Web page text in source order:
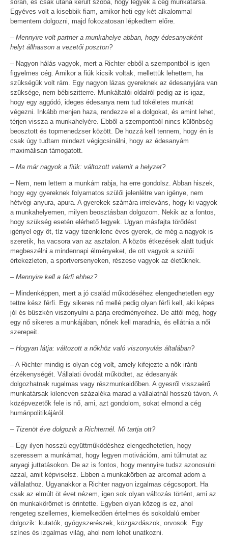
során, és csak utána került szóba, hogy legyek a cég munkatársa.
Egyéves volt a kisebbik fiam, amikor heti egy-két alkalommal
bementem dolgozni, majd fokozatosan lépkedtem előre.
– Mennyire volt partner a munkahelye abban, hogy édesanyaként
helyt állhasson a vezetői poszton?
– Nagyon hálás vagyok, mert a Richter ebből a szempontból is igen
figyelmes cég. Amikor a fiúk kicsik voltak, mellettük lehettem, ha
szükségük volt rám. Egy nagyon lázas gyereknek az édesanyjára van
szüksége, nem bébiszitterre. Munkáltatói oldalról pedig az is igaz,
hogy egy aggódó, ideges édesanya nem tud tökéletes munkát
végezni. Inkább menjen haza, rendezze el a dolgokat, és amint lehet,
térjen vissza a munkahelyére. Ebből a szempontból nincs különbség
beosztott és topmenedzser között. De hozzá kell tennem, hogy én is
csak úgy tudtam mindezt végigcsinálni, hogy az édesanyám
maximálisan támogatott.
– Ma már nagyok a fiúk: változott valamit a helyzet?
– Nem, nem lettem a munkám rabja, ha erre gondolsz. Abban hiszek,
hogy egy gyereknek folyamatos szülői jelenlétre van igénye, nem
hétvégi anyura, apura. A gyerekek számára irreleváns, hogy ki vagyok
a munkahelyemen, milyen beosztásban dolgozom. Nekik az a fontos,
hogy szükség esetén elérhető legyek. Ugyan másfajta törődést
igényel egy öt, tíz vagy tizenkilenc éves gyerek, de még a nagyok is
szeretik, ha vacsora van az asztalon. A közös étkezések alatt tudjuk
megbeszélni a mindennapi élményeket, de ott vagyok a szülői
értekezleten, a sportversenyeken, részese vagyok az életüknek.
– Mennyire kell a férfi ehhez?
– Mindenképpen, mert a jó család működéséhez elengedhetetlen egy
tettre kész férfi. Egy sikeres nő mellé pedig olyan férfi kell, aki képes
jól és büszkén viszonyulni a párja eredményeihez. De attól még, hogy
egy nő sikeres a munkájában, nőnek kell maradnia, és ellátnia a női
szerepeit.
– Hogyan látja: változott a nőkhöz való viszonyulás általában?
– A Richter mindig is olyan cég volt, amely kifejezte a nők iránti
érzékenységét. Vállalati óvodát működtet, az édesanyák
dolgozhatnak rugalmas vagy részmunkaidőben. A gyesről visszaérő
munkatársak kilencven százaléka marad a vállalatnál hosszú távon. A
középvezetők fele is nő, ami, azt gondolom, sokat elmond a cég
humánpolitikájáról.
– Tizenöt éve dolgozik a Richternél. Mi tartja ott?
– Egy ilyen hosszú együttműködéshez elengedhetetlen, hogy
szeressem a munkámat, hogy legyen motivációm, ami túlmutat az
anyagi juttatásokon. De az is fontos, hogy mennyire tudsz azonosulni
azzal, amit képviselsz. Ebben a munkakörben az arcomat adom a
vállalathoz. Ugyanakkor a Richter nagyon izgalmas cégcsoport. Ha
csak az elmúlt öt évet nézem, igen sok olyan változás történt, ami az
én munkakörömet is érintette. Egyben olyan közeg is ez, ahol
rengeteg szellemes, kiemelkedően értelmes és sokoldalú ember
dolgozik: kutatók, gyógyszerészek, közgazdászok, orvosok. Egy
színes és izgalmas világ, ahol nem lehet unatkozni.